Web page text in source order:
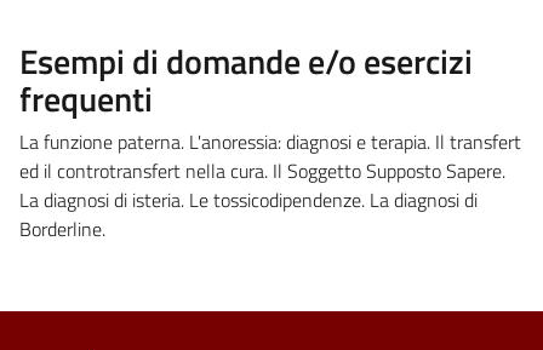
Esempi di domande e/o esercizi
frequenti
La funzione paterna. L'anoressia: diagnosi e terapia. Il transfert
ed il controtransfert nella cura. Il Soggetto Supposto Sapere.
La diagnosi di isteria. Le tossicodipendenze. La diagnosi di
Borderline.